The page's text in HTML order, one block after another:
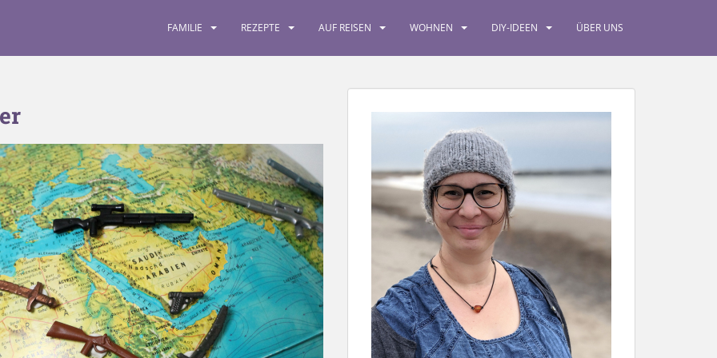
FAMILIE REZEPTE AUF REISEN WOHNEN DIY-IDEEN ÜBER UNS